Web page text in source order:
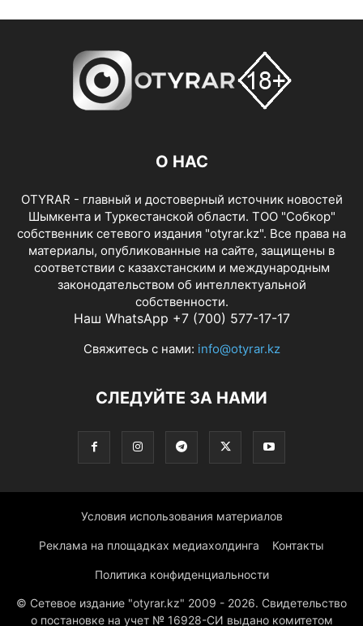
О НАС
OTYRAR - главный и достоверный источник новостей
Шымкента и Туркестанской области. ТОО "Собкор"
собственник сетевого издания "otyrar.kz". Все права на
материалы, опубликованные на сайте, защищены в
соответствии с казахстанским и международным
законодательством об интеллектуальной
собственности.
Наш WhatsApp +7 (700) 577-17-17
Свяжитесь с нами: info@otyrar.kz
СЛЕДУЙТЕ ЗА НАМИ
Условия использования материалов
Реклама на площадках медиахолдинга Контакты
Политика конфиденциальности
© Сетевое издание "otyrar.kz" 2009 - 2026. Свидетельство
о постановке на учет № 16928-СИ выдано комитетом